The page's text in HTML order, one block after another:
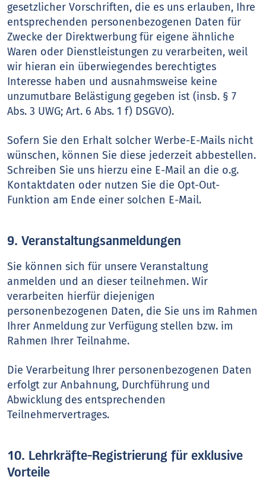
gesetzlicher Vorschriften, die es uns erlauben, Ihre
entsprechenden personenbezogenen Daten für
Zwecke der Direktwerbung für eigene ähnliche
Waren oder Dienstleistungen zu verarbeiten, weil
wir hieran ein überwiegendes berechtigtes
Interesse haben und ausnahmsweise keine
unzumutbare Belästigung gegeben ist (insb. § 7
Abs. 3 UWG; Art. 6 Abs. 1 f) DSGVO).
Sofern Sie den Erhalt solcher Werbe-E-Mails nicht
wünschen, können Sie diese jederzeit abbestellen.
Schreiben Sie uns hierzu eine E-Mail an die o.g.
Kontaktdaten oder nutzen Sie die Opt-Out-
Funktion am Ende einer solchen E-Mail.
9. Veranstaltungsanmeldungen
Sie können sich für unsere Veranstaltung
anmelden und an dieser teilnehmen. Wir
verarbeiten hierfür diejenigen
personenbezogenen Daten, die Sie uns im Rahmen
Ihrer Anmeldung zur Verfügung stellen bzw. im
Rahmen Ihrer Teilnahme.
Die Verarbeitung Ihrer personenbezogenen Daten
erfolgt zur Anbahnung, Durchführung und
Abwicklung des entsprechenden
Teilnehmervertrages.
10. Lehrkräfte-Registrierung für exklusive
Vorteile